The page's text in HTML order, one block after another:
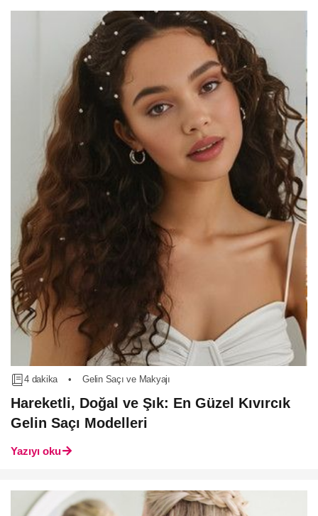
4 dakika • Gelin Saçı ve Makyajı
Hareketli, Doğal ve Şık: En Güzel Kıvırcık
Gelin Saçı Modelleri
Yazıyı oku